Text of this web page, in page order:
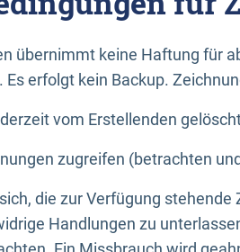
übernimmt keine Haftung für
erfolgt kein Backup.
vom Erstellenden
zugreifen (betrachten
die zur Verfügung
Handlungen zu